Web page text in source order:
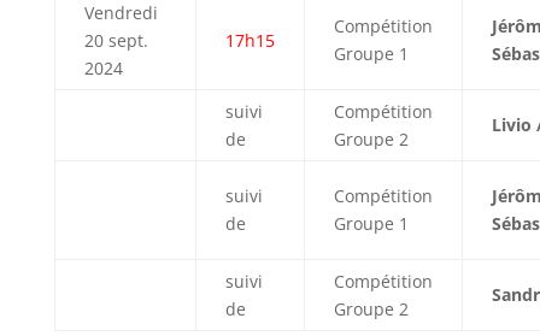
Vendredi
20 sept.
2024
17h15
Compétition
Groupe 1
suivi
de
Compétition
Groupe 2
Livio
suivi
de
Compétition
Groupe 1
suivi
de
Compétition
Groupe 2